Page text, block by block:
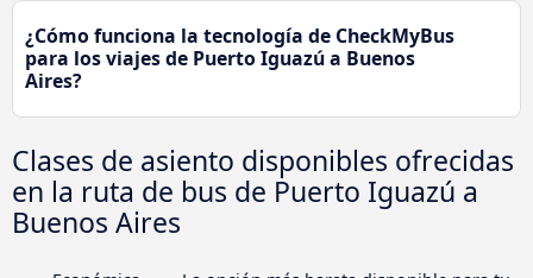
¿Cómo funciona la tecnología de CheckMyBus
para los viajes de Puerto Iguazú a Buenos
Aires?
Clases de asiento disponibles ofrecidas
en la ruta de bus de Puerto Iguazú a
Buenos Aires